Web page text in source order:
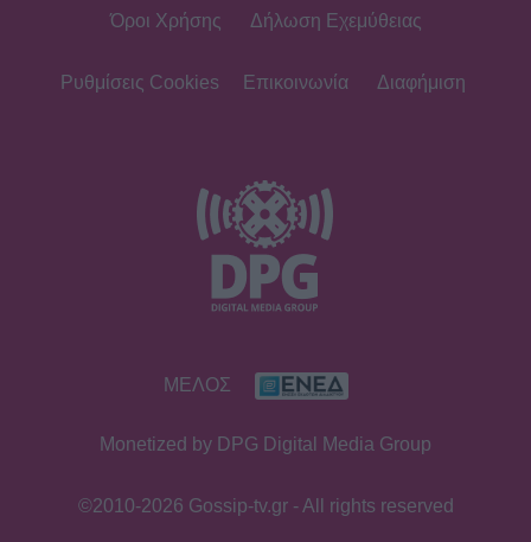
Όροι Χρήσης Δήλωση Εχεμύθειας
Ρυθμίσεις Cookies Επικοινωνία Διαφήμιση
ΜΕΛΟΣ
Monetized by DPG Digital Media Group
©2010-2026 Gossip-tv.gr - All rights reserved